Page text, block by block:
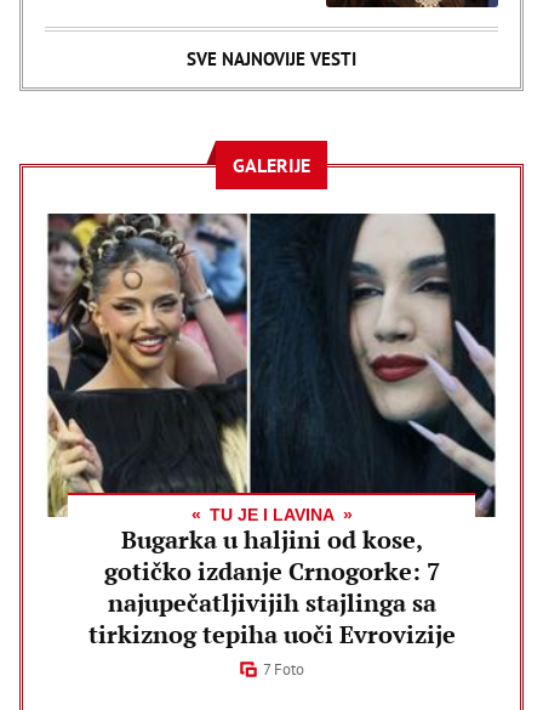
SVE NAJNOVIJE VESTI
GALERIJE
TU JE I LAVINA
Bugarka u haljini od kose,
gotičko izdanje Crnogorke: 7
najupečatljivijih stajlinga sa
tirkiznog tepiha uoči Evrovizije
7 Foto